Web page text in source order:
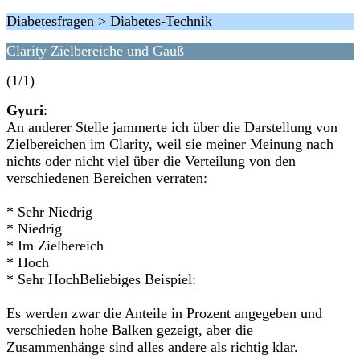
Diabetesfragen > Diabetes-Technik
Clarity Zielbereiche und Gauß
(1/1)
Gyuri:
An anderer Stelle jammerte ich über die Darstellung von
Zielbereichen im Clarity, weil sie meiner Meinung nach
nichts oder nicht viel über die Verteilung von den
verschiedenen Bereichen verraten:
* Sehr Niedrig
* Niedrig
* Im Zielbereich
* Hoch
* Sehr HochBeliebiges Beispiel:
Es werden zwar die Anteile in Prozent angegeben und
verschieden hohe Balken gezeigt, aber die
Zusammenhänge sind alles andere als richtig klar.